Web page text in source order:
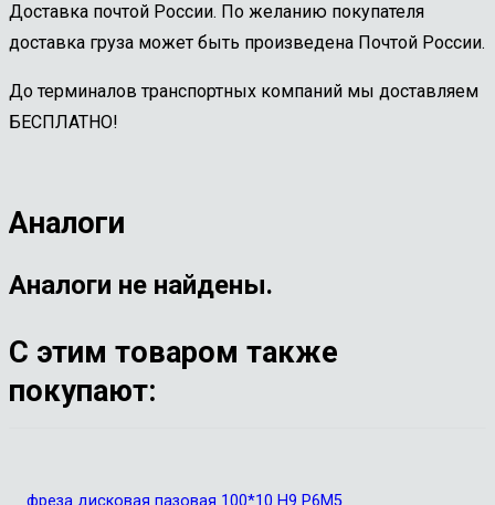
Доставка почтой России. По желанию покупателя
доставка груза может быть произведена Почтой России.
До терминалов транспортных компаний мы доставляем
БЕСПЛАТНО!
Аналоги
Аналоги не найдены.
С этим товаром также
покупают:
фреза дисковая пазовая 100*10 Н9 Р6М5